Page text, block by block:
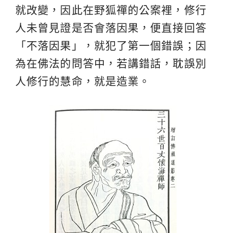
就改變，因此在野狐禪的公案裡，修行
人未曾見證是否會落因果，便直接回答
「不落因果」，就犯了第一個錯誤；因
為在佛法的問答中，若講錯話，耽誤別
人修行的慧命，就是造業。